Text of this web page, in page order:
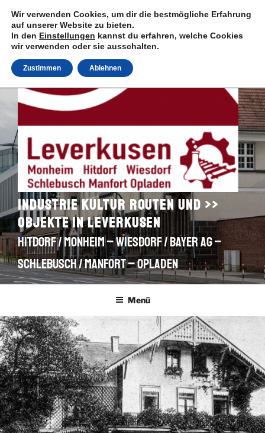
Inhalt
springen
Industrie Kultur Routen und >>
Objekte in Leverkusen
Hitdorf / Monheim – Wiesdorf / Bayer AG –
Schlebusch / Manfort – Opladen
Menü
Wir verwenden Cookies, um dir die bestmögliche Erfahrung
auf unserer Website zu bieten.
In den Einstellungen kannst du erfahren, welche Cookies
wir verwenden oder sie ausschalten.
Zustimmen Ablehnen